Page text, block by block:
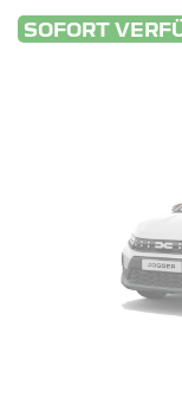
SOFORT